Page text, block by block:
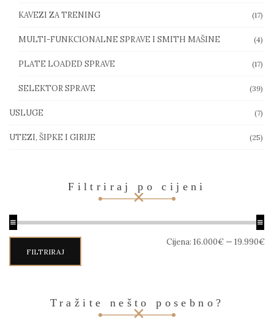
KAVEZI ZA TRENING (17)
MULTI-FUNKCIONALNE SPRAVE I SMITH MAŠINE (4)
PLATE LOADED SPRAVE (17)
SELEKTOR SPRAVE (39)
USLUGE (7)
UTEZI, ŠIPKE I GIRIJE (25)
Filtriraj po cijeni
Min
cijena
Maks
cijenaFILTRIRAJ
Cijena: 16.000€ — 19.990€
Tražite nešto posebno?